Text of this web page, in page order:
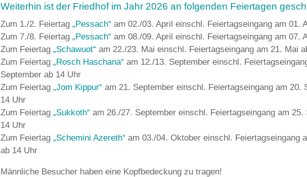
Weiterhin ist der Friedhof im Jahr 2026 an folgenden Feiertagen
Zum 1./2. Feiertag „Pessach“ am 02./03. April einschl. Feiertagseingang am 01.
Zum 7./8. Feiertag „Pessach“ am 08./09. April einschl. Feiertagseingang am 07.
Zum Feiertag „Schawuot“ am 22./23. Mai einschl. Feiertagseingang am 21. Mai
Zum Feiertag „Rosch Haschana“ am 12./13. September einschl.
September ab 14 Uhr
Zum Feiertag „Jom Kippur“ am 21. September einschl. Feiertagseingang am 20.
14 Uhr
Zum Feiertag „Sukkoth“ am 26./27. September einschl. Feiertagseingang am 25.
14 Uhr
Zum Feiertag „Schemini Azereth“ am 03./04. Oktober einschl. Feiertagseingang
ab 14 Uhr
Männliche Besucher haben eine Kopfbedeckung zu tragen!